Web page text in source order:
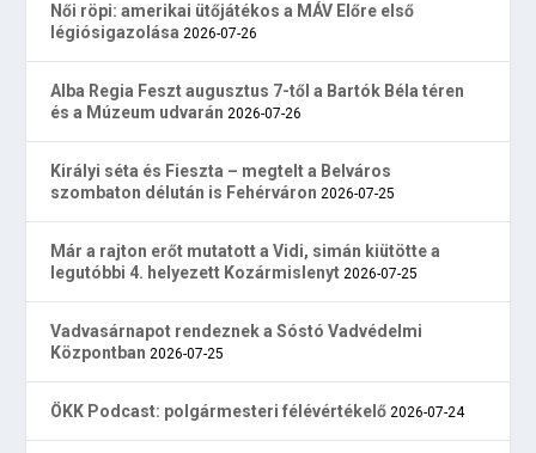
Női röpi: amerikai ütőjátékos a MÁV Előre első
légiósigazolása 2026-07-26
Alba Regia Feszt augusztus 7-től a Bartók Béla téren
és a Múzeum udvarán 2026-07-26
Királyi séta és Fieszta – megtelt a Belváros
szombaton délután is Fehérváron 2026-07-25
Már a rajton erőt mutatott a Vidi, simán kiütötte a
legutóbbi 4. helyezett Kozármislenyt 2026-07-25
Vadvasárnapot rendeznek a Sóstó Vadvédelmi
Központban 2026-07-25
ÖKK Podcast: polgármesteri félévértékelő 2026-07-24